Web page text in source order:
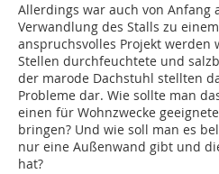
Allerdings war auch von Anfang
Verwandlung des Stalls zu
anspruchsvolles Projekt werden
Stellen durchfeuchtete und
der marode Dachstuhl stellten
Probleme dar. Wie sollte man
einen für Wohnzwecke
bringen? Und wie soll man es
nur eine Außenwand gibt und
hat?